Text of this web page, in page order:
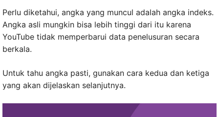
Perlu diketahui, angka yang muncul adalah angka indeks.
Angka asli mungkin bisa lebih tinggi dari itu karena
YouTube tidak memperbarui data penelusuran secara
berkala.
Untuk tahu angka pasti, gunakan cara kedua dan ketiga
yang akan dijelaskan selanjutnya.